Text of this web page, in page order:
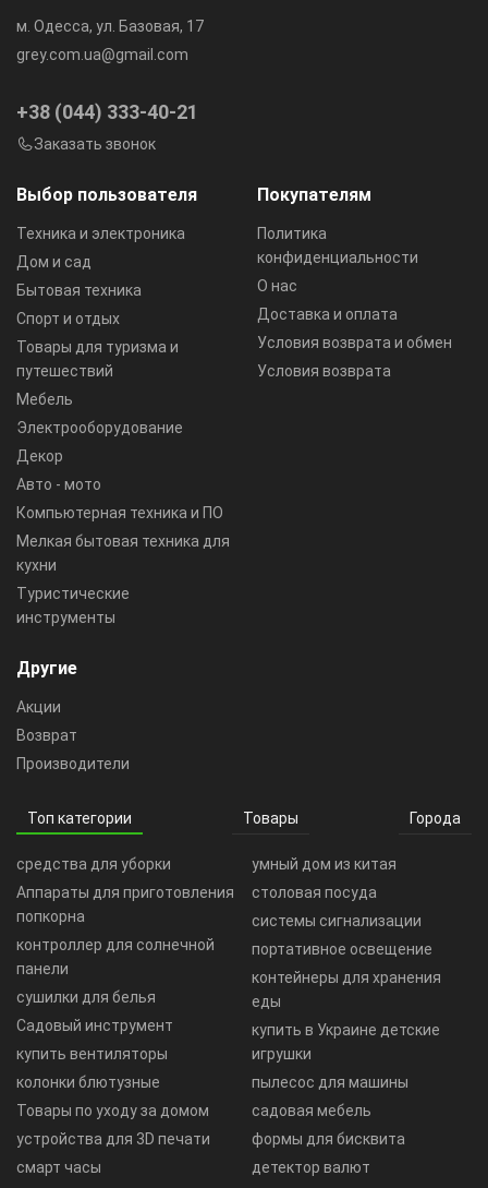
Выбор пользователя
Техника и электроника
Дом и сад
Бытовая техника
Спорт и отдых
Товары для туризма и
путешествий
Мебель
Электрооборудование
Декор
Авто - мото
Компьютерная техника и ПО
Мелкая бытовая техника для
кухни
Туристические
инструменты
Покупателям
Политика
конфиденциальности
О нас
Доставка и оплата
Условия возврата и обмен
Условия возврата
Другие
Акции
Возврат
Производители
м. Одесса, ул. Базовая, 17
grey.com.ua@gmail.com
+38 (044) 333-40-21
Заказать звонок
Топ категории Товары Города
средства для уборки
Аппараты для приготовления
попкорна
контроллер для солнечной
панели
сушилки для белья
Садовый инструмент
купить вентиляторы
колонки блютузные
Товары по уходу за домом
устройства для 3D печати
смарт часы
умный дом из китая
столовая посуда
системы сигнализации
портативное освещение
контейнеры для хранения
еды
купить в Украине детские
игрушки
пылесос для машины
садовая мебель
формы для бисквита
детектор валют